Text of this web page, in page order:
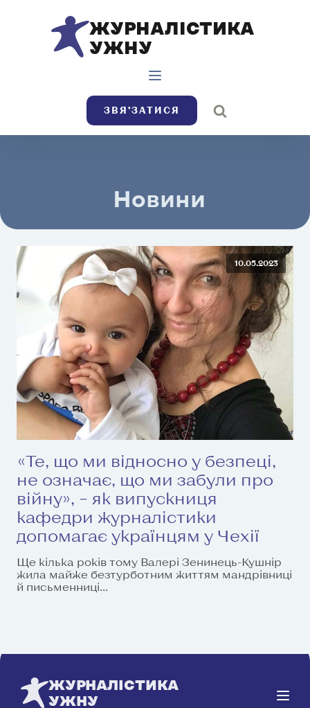
ЖУРНАЛІСТИКА
УЖНУ
ЗВЯ’ЗАТИСЯ
Новини
10.05.2023
«Те, що ми відносно у безпеці,
не означає, що ми забули про
війну», – як випускниця
кафедри журналістики
допомагає українцям у Чехії
Ще кілька років тому Валері Зенинець-Кушнір
жила майже безтурботним життям мандрівниці
й письменниці...
ЖУРНАЛІСТИКА
УЖНУ